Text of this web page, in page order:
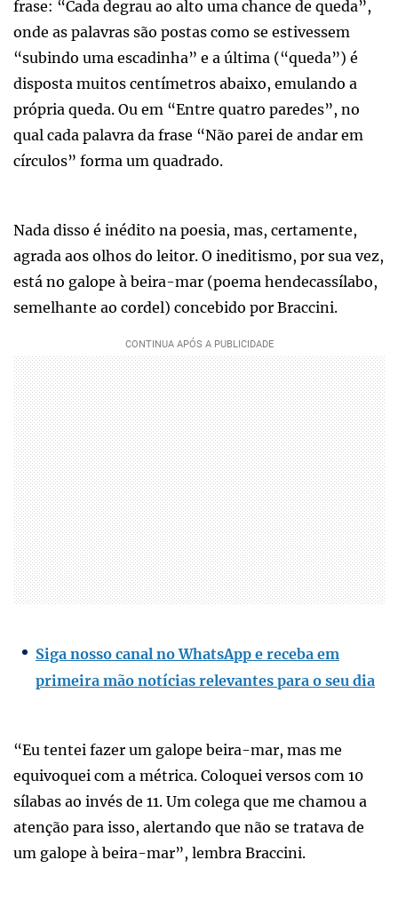
frase: “Cada degrau ao alto uma chance de queda”,
onde as palavras são postas como se estivessem
“subindo uma escadinha” e a última (“queda”) é
disposta muitos centímetros abaixo, emulando a
própria queda. Ou em “Entre quatro paredes”, no
qual cada palavra da frase “Não parei de andar em
círculos” forma um quadrado.
Nada disso é inédito na poesia, mas, certamente,
agrada aos olhos do leitor. O ineditismo, por sua vez,
está no galope à beira-mar (poema hendecassílabo,
semelhante ao cordel) concebido por Braccini.
Siga nosso canal no WhatsApp e receba em
primeira mão notícias relevantes para o seu dia
“Eu tentei fazer um galope beira-mar, mas me
equivoquei com a métrica. Coloquei versos com 10
sílabas ao invés de 11. Um colega que me chamou a
atenção para isso, alertando que não se tratava de
um galope à beira-mar”, lembra Braccini.